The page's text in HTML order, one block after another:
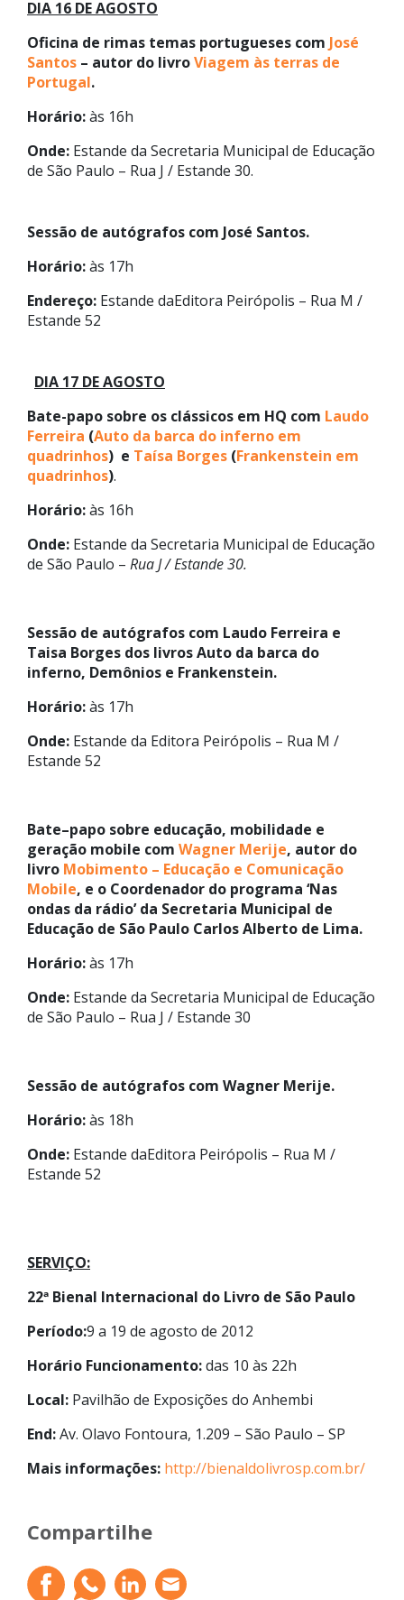
DIA 16 DE AGOSTO
Oficina de rimas temas portugueses com José
Santos – autor do livroViagem às terras de
Portugal.
Horário:às 16h
Onde: Estande da Secretaria Municipal de Educação
de São Paulo – Rua J / Estande 30.
Sessão de autógrafos com José Santos.
Horário:às 17h
Endereço: Estande daEditora Peirópolis – Rua M /
Estande 52
DIA 17 DE AGOSTO
Bate-papo sobre os clássicos em HQ com Laudo
Ferreira (Auto da barca do inferno em
quadrinhos) e Taísa Borges (Frankenstein em
quadrinhos).
Horário:às 16h
Onde: Estande da Secretaria Municipal de Educação
de São Paulo – Rua J / Estande 30.
Sessão de autógrafos com Laudo Ferreira e
Taisa Borges dos livros Auto da barca do
inferno, Demônios e Frankenstein.
Horário:às 17h
Onde: Estande da Editora Peirópolis – Rua M /
Estande 52
Bate–papo sobre educação, mobilidade e
geração mobile com Wagner Merije, autor do
livro Mobimento – Educação e Comunicação
Mobile, e o Coordenador do programa ‘Nas
ondas da rádio’ da Secretaria Municipal de
Educação de São Paulo Carlos Alberto de Lima.
Horário:às 17h
Onde: Estande da Secretaria Municipal de Educação
de São Paulo – Rua J / Estande 30
Sessão de autógrafos com Wagner Merije.
Horário:às 18h
Onde: Estande daEditora Peirópolis – Rua M /
Estande 52
SERVIÇO:
22ª Bienal Internacional do Livro de São Paulo
Período:9 a 19 de agosto de 2012
Horário Funcionamento:das 10 às 22h
Local: Pavilhão de Exposições do Anhembi
End:Av. Olavo Fontoura, 1.209 – São Paulo – SP
Mais informações: http://bienaldolivrosp.com.br/
Compartilhe